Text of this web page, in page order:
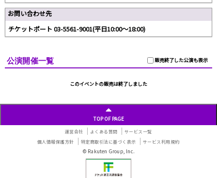
お問い合わせ先
チケットポート 03-5561-9001(平日10:00～18:00)
販売終了した公演も表示
公演開催一覧
このイベントの販売は終了しました
TOP OF PAGE
運営会社 よくある質問
サービス一覧
個人情報保護方針
特定商取引法に基づく表示 サービス利用規約
© Rakuten Group, Inc.